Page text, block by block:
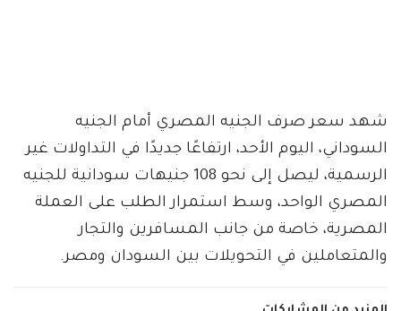
شهد سعر صرف الجنيه المصري أمام الجنيه
السوداني، اليوم الأحد، ارتفاعًا جديدًا في التداولات غير
الرسمية، ليصل إلى نحو 108 جنيهات سودانية للجنيه
المصري الواحد، وسط استمرار الطلب على العملة
المصرية، خاصة من جانب المسافرين والتجار
والمتعاملين في التحويلات بين السودان ومصر.